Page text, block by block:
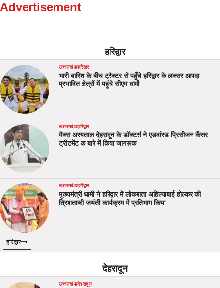
Advertisement
हरिद्वार
उत्तराखंडहरिद्वार
भारी बारिश के बीच ट्रैक्टर से पहुँचे हरिद्वार के लक्सर आपदा
प्रभावित क्षेत्रों में पहुंचे सीएम धामी
उत्तराखंडहरिद्वार
मैक्स अस्पताल देहरादून के डॉक्टर्स ने एडवांस्ड प्रिसीजन कैंसर
ट्रीटमेंट क बारे में किया जागरूक
उत्तराखंडहरिद्वार
मुख्यमंत्री धामी ने हरिद्वार में लोकमाता अहिल्याबाई होल्कर की
त्रिशताब्दी जयंती कार्यक्रम में प्रतिभाग किया
हरिद्वार
देहरादून
उत्तराखंडदेहरादून